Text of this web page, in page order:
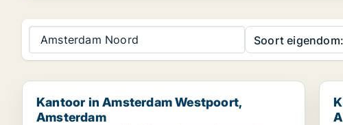
Amsterdam Noord Soort eigendom:
Kantoor in Amsterdam Westpoort, Amsterdam
Kantoor in Amsterdam Westpoort,
Amsterdam